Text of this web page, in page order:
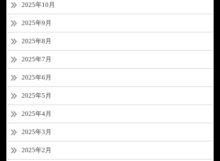
2025年10月
2025年9月
2025年8月
2025年7月
2025年6月
2025年5月
2025年4月
2025年3月
2025年2月